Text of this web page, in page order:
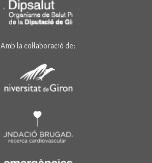
Amb la col·laboració de: